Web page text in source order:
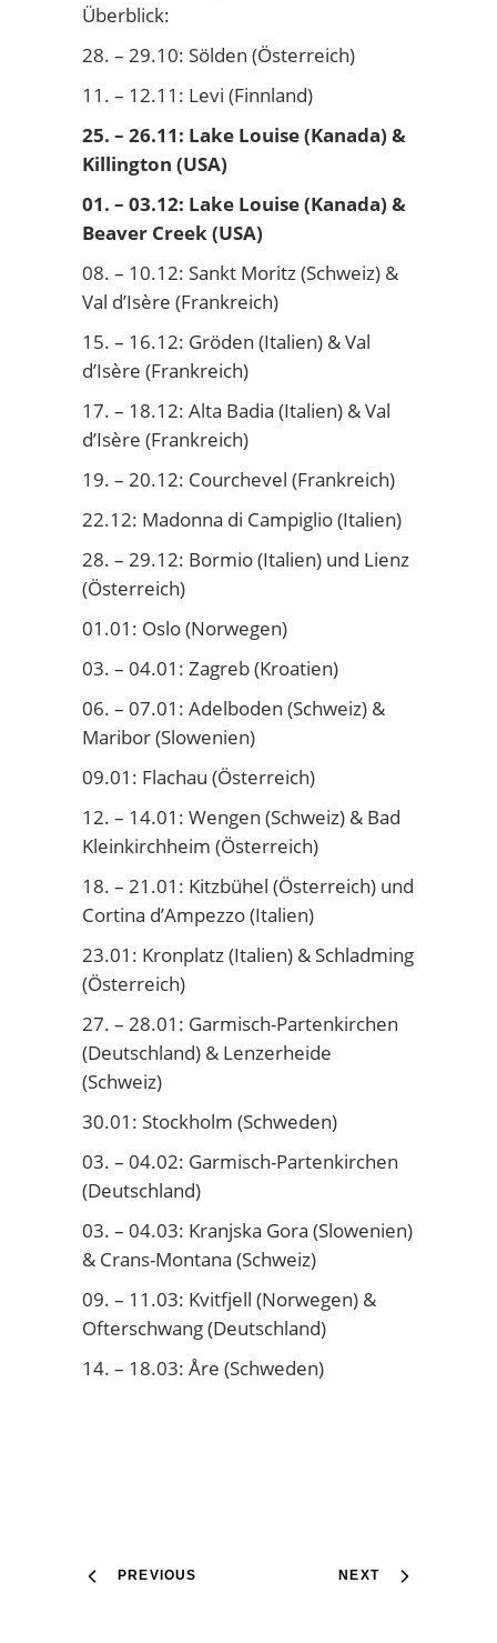
Überblick:
28. – 29.10: Sölden (Österreich)
11. – 12.11: Levi (Finnland)
25. – 26.11: Lake Louise (Kanada) &
Killington (USA)
01. – 03.12: Lake Louise (Kanada) &
Beaver Creek (USA)
08. – 10.12: Sankt Moritz (Schweiz) &
Val d’Isère (Frankreich)
15. – 16.12: Gröden (Italien) & Val
d’Isère (Frankreich)
17. – 18.12: Alta Badia (Italien) & Val
d’Isère (Frankreich)
19. – 20.12: Courchevel (Frankreich)
22.12: Madonna di Campiglio (Italien)
28. – 29.12: Bormio (Italien) und Lienz
(Österreich)
01.01: Oslo (Norwegen)
03. – 04.01: Zagreb (Kroatien)
06. – 07.01: Adelboden (Schweiz) &
Maribor (Slowenien)
09.01: Flachau (Österreich)
12. – 14.01: Wengen (Schweiz) & Bad
Kleinkirchheim (Österreich)
18. – 21.01: Kitzbühel (Österreich) und
Cortina d’Ampezzo (Italien)
23.01: Kronplatz (Italien) & Schladming
(Österreich)
27. – 28.01: Garmisch-Partenkirchen
(Deutschland) & Lenzerheide
(Schweiz)
30.01: Stockholm (Schweden)
03. – 04.02: Garmisch-Partenkirchen
(Deutschland)
03. – 04.03: Kranjska Gora (Slowenien)
& Crans-Montana (Schweiz)
09. – 11.03: Kvitfjell (Norwegen) &
Ofterschwang (Deutschland)
14. – 18.03: Åre (Schweden)
PREVIOUS NEXT